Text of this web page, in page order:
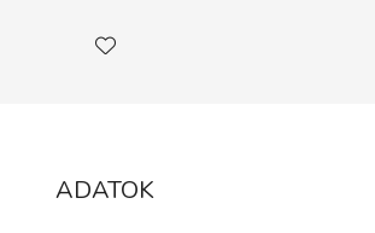
ADATOK